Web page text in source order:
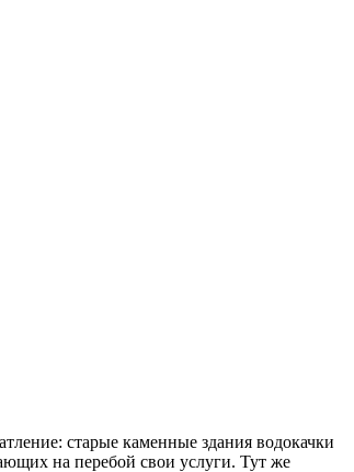
старые каменные здания водокачки
на перебой свои услуги. Тут же